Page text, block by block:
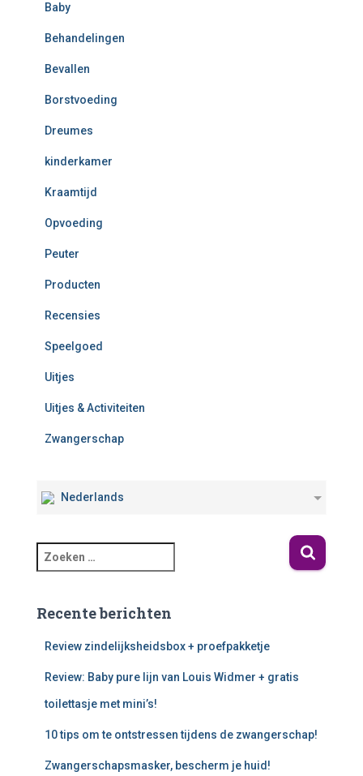
Baby
Behandelingen
Bevallen
Borstvoeding
Dreumes
kinderkamer
Kraamtijd
Opvoeding
Peuter
Producten
Recensies
Speelgoed
Uitjes
Uitjes & Activiteiten
Zwangerschap
Nederlands
Recente berichten
Review zindelijksheidsbox + proefpakketje
Review: Baby pure lijn van Louis Widmer + gratis
toilettasje met mini’s!
10 tips om te ontstressen tijdens de zwangerschap!
Zwangerschapsmasker, bescherm je huid!